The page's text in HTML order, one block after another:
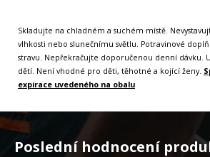
Skladujte na chladném a suchém místě.
vlhkosti nebo slunečnímu světlu. Potravinové
stravu. Nepřekračujte doporučenou denní dávku.
dětí. Není vhodné pro děti, těhotné a kojící ženy.
expirace uvedeného na obalu
Z
á Poslední hodnocení